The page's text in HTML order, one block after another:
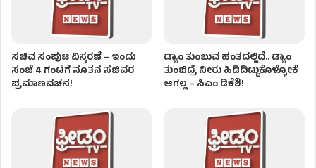
ಸಚಿವ ಸಂಪುಟ ವಿಸ್ತರಣೆ – ಇಂದು
ಸಂಜೆ 4 ಗಂಟೆಗೆ ನೂತನ ಸಚಿವರ
ಪ್ರಮಾಣವಚನ!
ಡ್ಯಾಂ ತುಂಬುವ ಹಂತದಲ್ಲಿದೆ.. ಡ್ಯಾಂ
ತುಂಬಿದ್ರೆ ನೀರು ಹಿಡಿದಿಟ್ಟುಕೊಳ್ಳೋಕೆ
ಆಗಲ್ಲ – ಸಿಎಂ ಡಿಕೆಶಿ!